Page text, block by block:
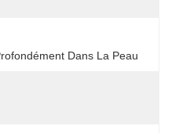
Dans La Peau